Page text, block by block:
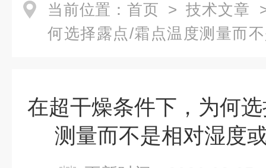
当前位置： 首页 > 技术文章
何选择露点/霜点温度测量而
在超干燥条件下，为何
测量而不是相对湿度